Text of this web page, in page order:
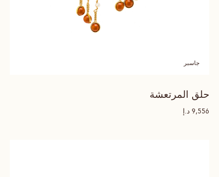
جاسبر
حلق المرتعشة
9,556 د.إ